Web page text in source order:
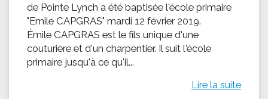
de Pointe Lynch a été baptisée l'école primaire
"Emile CAPGRAS" mardi 12 février 2019.
Émile CAPGRAS est le fils unique d'une
couturière et d'un charpentier. Il suit l'école
primaire jusqu'à ce qu'il...
Lire la suite